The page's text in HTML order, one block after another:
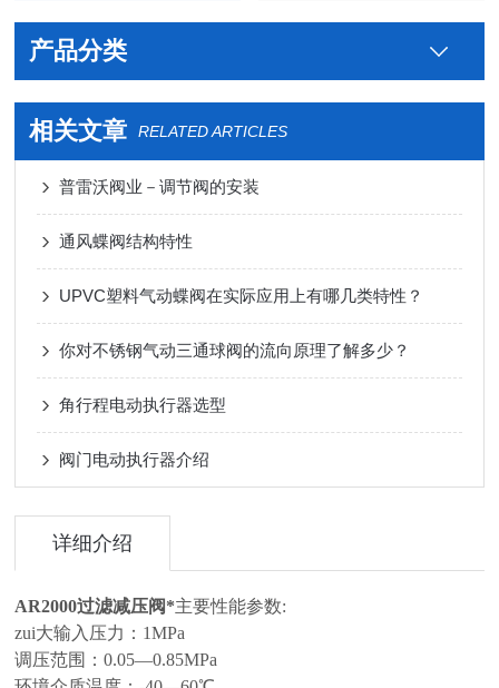
产品分类
相关文章 RELATED ARTICLES
普雷沃阀业－调节阀的安装
通风蝶阀结构特性
UPVC塑料气动蝶阀在实际应用上有哪几类特性？
你对不锈钢气动三通球阀的流向原理了解多少？
角行程电动执行器选型
阀门电动执行器介绍
详细介绍
AR2000过滤减压阀*主要性能参数:
zui大输入压力：1MPa
调压范围：0.05—0.85MPa